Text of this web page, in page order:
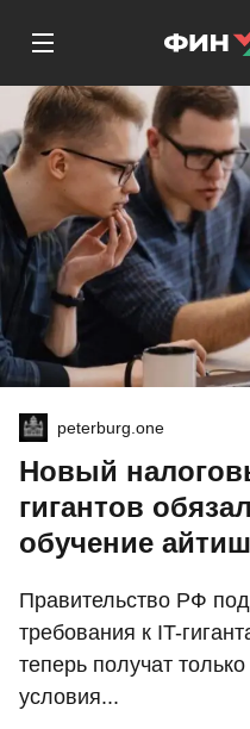
peterburg.one
Новый
гигантов
обучение
Правительство РФ
требования к IT-
теперь получат
условия...